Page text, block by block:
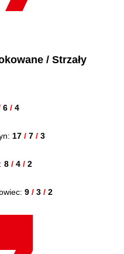
/ Strzały
6 / 4
17 / 7 / 3
8 / 4 / 2
9 / 3 / 2